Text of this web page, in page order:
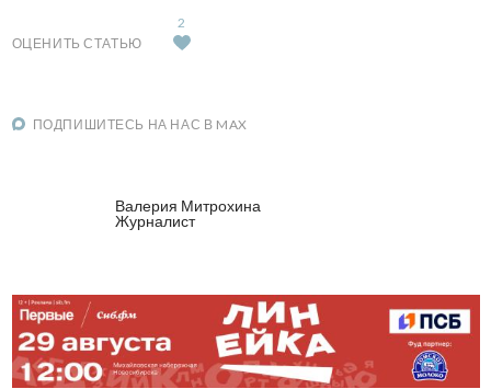
ОЦЕНИТЬ СТАТЬЮ
2
ПОДПИШИТЕСЬ НА НАС В MAX
Валерия Митрохина
Журналист